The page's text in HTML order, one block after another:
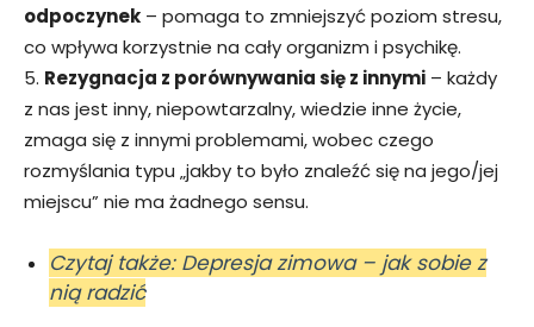
odpoczynek – pomaga to zmniejszyć poziom stresu,
co wpływa korzystnie na cały organizm i psychikę.
5. Rezygnacja z porównywania się z innymi – każdy
z nas jest inny, niepowtarzalny, wiedzie inne życie,
zmaga się z innymi problemami, wobec czego
rozmyślania typu „jakby to było znaleźć się na jego/jej
miejscu” nie ma żadnego sensu.
Czytaj także: Depresja zimowa – jak sobie z
nią radzić